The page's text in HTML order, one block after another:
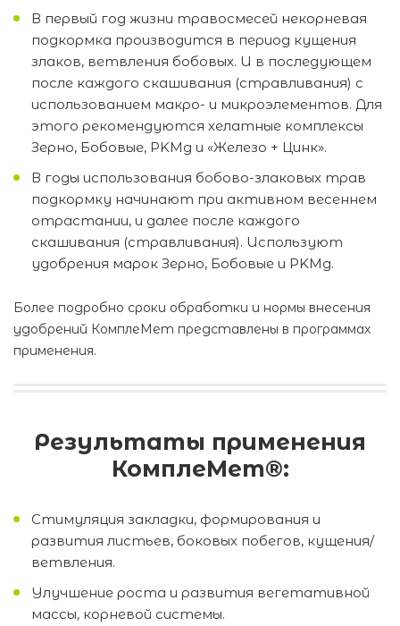
В первый год жизни травосмесей некорневая
подкормка производится в период кущения
злаков, ветвления бобовых. И в последующем
после каждого скашивания (стравливания) с
использованием макро- и микроэлементов. Для
этого рекомендуются хелатные комплексы
Зерно, Бобовые, PKМg и «Железо + Цинк».
В годы использования бобово-злаковых трав
подкормку начинают при активном весеннем
отрастании, и далее после каждого
скашивания (стравливания). Используют
удобрения марок Зерно, Бобовые и PKМg.
Более подробно сроки обработки и нормы внесения
удобрений КомплеМет представлены в программах
применения.
Результаты применения
КомплеМет®:
Стимуляция закладки, формирования и
развития листьев, боковых побегов, кущения/
ветвления.
Улучшение роста и развития вегетативной
массы, корневой системы.